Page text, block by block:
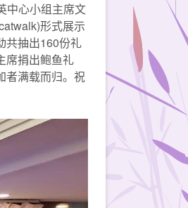
中心小组主席文
形式展示
共抽出160份礼
席捐出鲍鱼礼
者满载而归。祝